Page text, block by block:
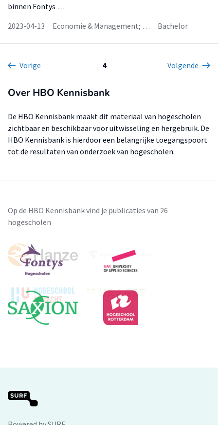
binnen Fontys …
2023-04-13
Economie & Management; … Bachelor
Vorige 4 Volgende
Over HBO Kennisbank
De HBO Kennisbank maakt dit materiaal van hogescholen
zichtbaar en beschikbaar voor uitwisseling en hergebruik. De
HBO Kennisbank is hierdoor een belangrijke toegangspoort
tot de resultaten van onderzoek van hogescholen.
Op de HBO Kennisbank vind je publicaties van 26
hogescholen